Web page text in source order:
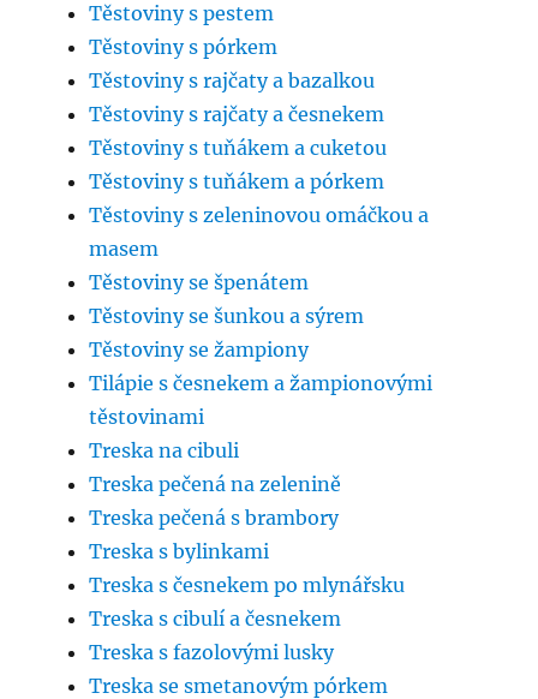
Těstoviny s pestem
Těstoviny s pórkem
Těstoviny s rajčaty a bazalkou
Těstoviny s rajčaty a česnekem
Těstoviny s tuňákem a cuketou
Těstoviny s tuňákem a pórkem
Těstoviny s zeleninovou omáčkou a
masem
Těstoviny se špenátem
Těstoviny se šunkou a sýrem
Těstoviny se žampiony
Tilápie s česnekem a žampionovými
těstovinami
Treska na cibuli
Treska pečená na zelenině
Treska pečená s brambory
Treska s bylinkami
Treska s česnekem po mlynářsku
Treska s cibulí a česnekem
Treska s fazolovými lusky
Treska se smetanovým pórkem